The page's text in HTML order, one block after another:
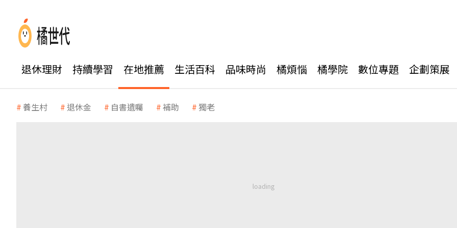
退休理財 持續學習 在地推薦 生活百科 品味時尚 橘煩惱 橘學院 數位專題 企劃策展
養生村 退休金 自書遺囑 補助 獨老